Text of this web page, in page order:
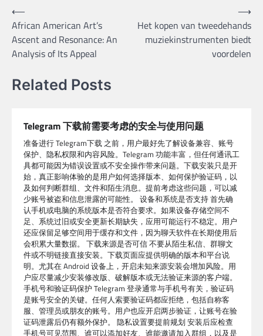
Post
navigation
⟵
African American Art’s
Ascent and Resonance: An
Analysis of Its Appeal
Het kopen van tweedehands
muziekinstrumenten biedt
voordelen
⟶
Related Posts
Telegram 下载前需要考虑的安全与使用问题
准备进行 Telegram下载 之前，用户最好先了解设备兼容、账号
保护、隐私权限和内容风险。Telegram 功能丰富，但任何通讯工
具都可能因为错误设置或不安全操作带来问题。下载安装只是开
始，真正影响体验的是用户如何选择版本、如何保护验证码，以
及如何判断群组、文件和陌生消息。提前考虑这些问题，可以减
少账号被盗和信息泄露的可能性。 设备和系统是否支持 首先确
认手机或电脑的系统版本是否符合要求。如果设备存储空间不
足、系统过旧或安全更新长期缺失，应用可能运行不稳定。用户
还应保留足够空间用于缓存和文件，因为聊天软件在长期使用后
会积累大量数据。 下载来源是否可信 不要从陌生私信、群聊文
件或不明链接直接安装。下载页面应提供明确的版本和平台说
明。尤其在 Android 设备上，开启未知来源安装会增加风险。用
户应尽量减少安装修改版、破解版本或无法验证来源的客户端。
手机号和验证码保护 Telegram 登录通常与手机号有关，验证码
是账号安全的关键。任何人索要验证码都应拒绝，包括自称客
服、管理员或朋友的账号。用户也应开启两步验证，让账号在验
证码泄露后仍有额外保护。 隐私设置要提前规划 安装后应检查
手机号可见范围、谁可以添加好友、谁能邀请加入群组，以及是